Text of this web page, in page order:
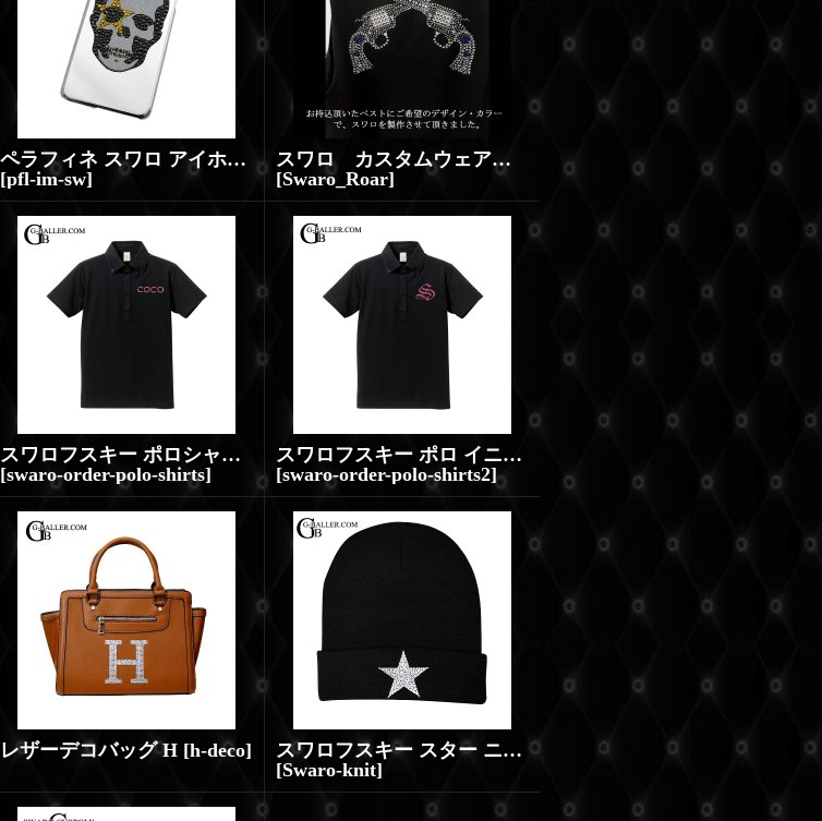
ペラフィネ スワロ アイホンケース
[pfl-im-sw]
スワロ カスタムウェア オーダメイド ベスト（ロアー拳銃）
[Swaro_Roar]
スワロフスキー ポロシャツ COCO ロゴ イニシャル スワロ オーダー
[swaro-order-polo-shirts]
スワロフスキー ポロ イニシャル アルファベット スワロ オーダー
[swaro-order-polo-shirts2]
レザーデコバッグ H [h-deco]
スワロフスキー スター ニット帽 メンズ レディース
[Swaro-knit]